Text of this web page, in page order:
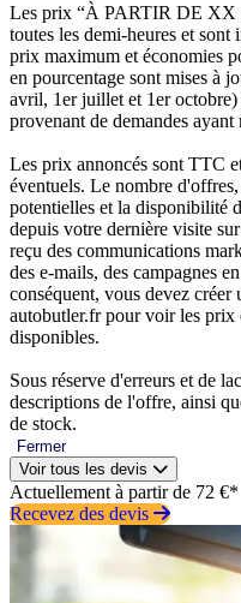
Les prix “À PARTIR DE XX
toutes les demi-heures et
prix maximum et économies
en pourcentage sont mises à
avril, 1er juillet et 1er octobre)
provenant de demandes
Les prix annoncés sont TTC
éventuels. Le nombre
potentielles et la disponibilité
depuis votre dernière visite
reçu des communications
des e-mails, des campagnes
conséquent, vous devez
autobutler.fr pour voir les prix
disponibles.
Sous réserve d'erreurs et de
descriptions de l'offre, ainsi
de stock.
Fermer
Voir tous les devis
Actuellement à partir de 72 €*
Recevez des devis